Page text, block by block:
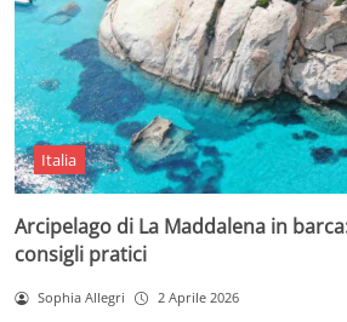
Italia
Arcipelago di La Maddalena in
consigli pratici
Sophia Allegri 2 Aprile 2026